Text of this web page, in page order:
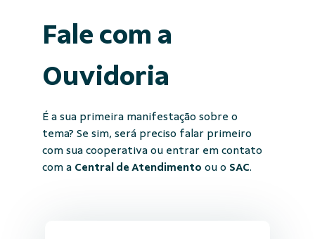
Fale com a
Ouvidoria
É a sua primeira manifestação sobre o
tema? Se sim, será preciso falar primeiro
com sua cooperativa ou entrar em contato
com a Central de Atendimento ou o SAC.